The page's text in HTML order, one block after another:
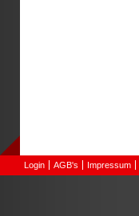
Login AGB's Impressum